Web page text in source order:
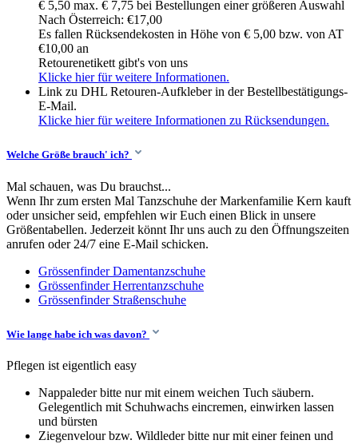
€ 5,50 max. € 7,75 bei Bestellungen einer größeren Auswahl
Nach Österreich: €17,00
Es fallen Rücksendekosten in Höhe von € 5,00 bzw. von AT
€10,00 an
Retourenetikett gibt's von uns
Klicke hier für weitere Informationen.
Link zu DHL Retouren-Aufkleber in der Bestellbestätigungs-
E-Mail.
Klicke hier für weitere Informationen zu Rücksendungen.
Welche Größe brauch' ich?
Mal schauen, was Du brauchst...
Wenn Ihr zum ersten Mal Tanzschuhe der Markenfamilie Kern kauft
oder unsicher seid, empfehlen wir Euch einen Blick in unsere
Größentabellen. Jederzeit könnt Ihr uns auch zu den Öffnungszeiten
anrufen oder 24/7 eine E-Mail schicken.
Grössenfinder Damentanzschuhe
Grössenfinder Herrentanzschuhe
Grössenfinder Straßenschuhe
Wie lange habe ich was davon?
Pflegen ist eigentlich easy
Nappaleder bitte nur mit einem weichen Tuch säubern.
Gelegentlich mit Schuhwachs eincremen, einwirken lassen
und bürsten
Ziegenvelour bzw. Wildleder bitte nur mit einer feinen und